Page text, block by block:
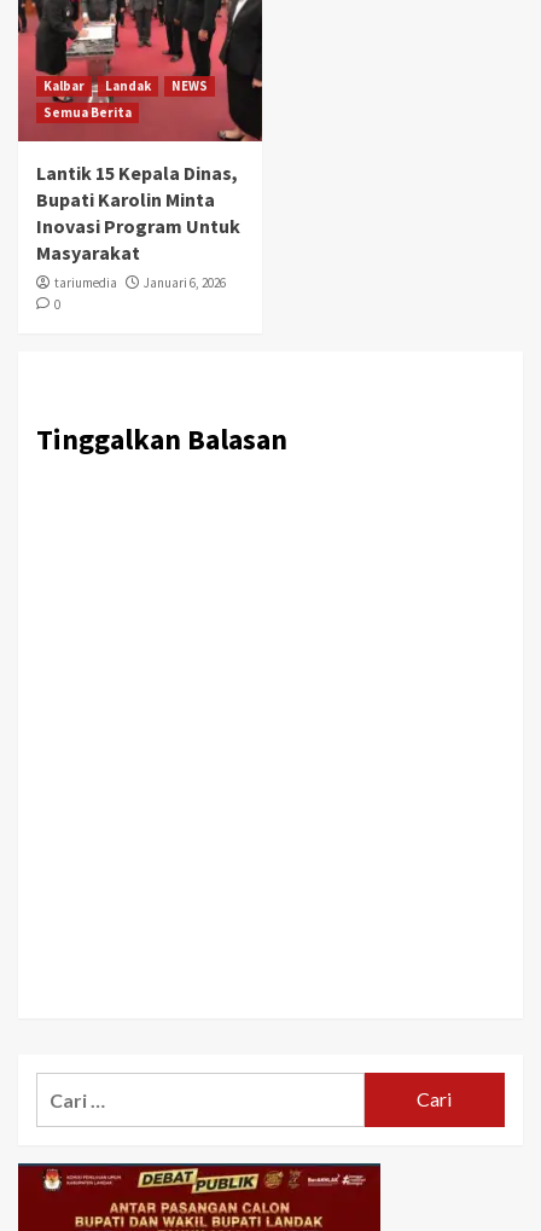
Kalbar Landak
NEWS
Semua Berita
Lantik 15 Kepala Dinas,
Bupati Karolin Minta
Inovasi Program Untuk
Masyarakat
tariumedia
Januari 6, 2026
0
Tinggalkan Balasan